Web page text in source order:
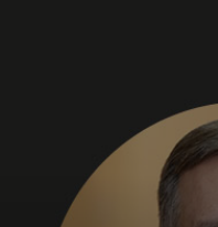
Für
Für die Welt